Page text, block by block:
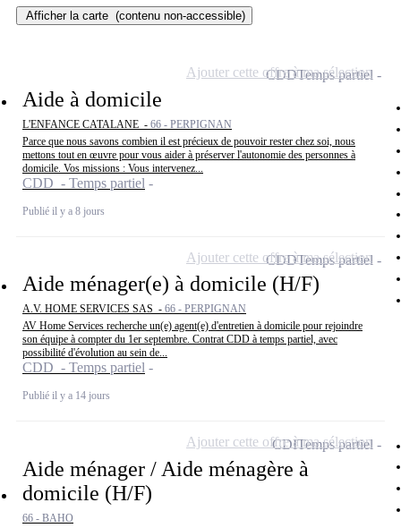
Afficher la carte (contenu non-accessible)
Aide à domicile
L'ENFANCE CATALANE - 66 - PERPIGNAN
Parce que nous savons combien il est précieux de pouvoir rester chez soi, nous
mettons tout en œuvre pour vous aider à préserver l'autonomie des personnes à
domicile. Vos missions : Vous intervenez...
CDD - Temps partiel
Publié il y a 8 jours
CDDTemps partiel
Ajouter cette offre à ma sélection
Aide ménager(e) à domicile (H/F)
A.V. HOME SERVICES SAS - 66 - PERPIGNAN
AV Home Services recherche un(e) agent(e) d'entretien à domicile pour rejoindre
son équipe à compter du 1er septembre. Contrat CDD à temps partiel, avec
possibilité d'évolution au sein de...
CDD - Temps partiel
Publié il y a 14 jours
CDDTemps partiel
Ajouter cette offre à ma sélection
Aide ménager / Aide ménagère à
domicile (H/F)
66 - BAHO
CDITemps partiel
Ajouter cette offre à ma sélection